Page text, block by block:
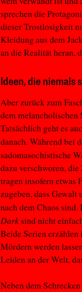
sprechen die
dieser Trostlosigkeit
Kleidung aus dem
an die Realität heran,
Ideen, die niemals
Aber zurück zum
dem melancholischen
Tatsächlich geht es
danach. Während bei
sadomasochistische
dazu verschworen,
tragen insofern etwas
zugeben, dass
nach dem Chaos
Dark sind nicht
Beide Serien erzählen
Mördern werden
Leiden an der Welt,
Neben dem